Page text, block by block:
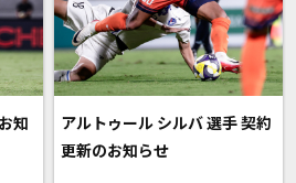
知
アルトゥール シルバ 選手 契約
更新のお知らせ